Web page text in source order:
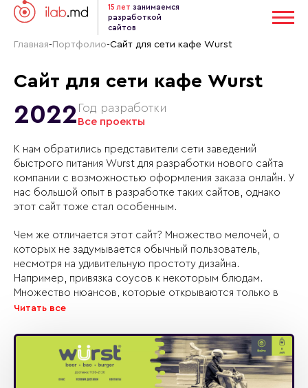
15 лет занимаемся
разработкой
сайтов
Главная- Портфолио-Сайт для сети кафе Wurst
Сайт для сети кафе Wurst
2022 Год разработки
Все проекты
К нам обратились представители сети заведений
быстрого питания Wurst для разработки нового сайта
компании с возможностью оформления заказа онлайн. У
нас большой опыт в разработке таких сайтов, однако
этот сайт тоже стал особенным.
Чем же отличается этот сайт? Множество мелочей, о
которых не задумывается обычный пользователь,
несмотря на удивительную простоту дизайна.
Например, привязка соусов к некоторым блюдам.
Множество нюансов, которые открываются только в
процессе разработки. Например, при увеличении
выбора другого напитка и соуса или нет? Множество
деталей в удобстве передачи и обработки заказов
сотрудниками компании. Мы осуществили связь сайта с
системой iiko, чтобы сотрудникам компании Wurst не
Читать все